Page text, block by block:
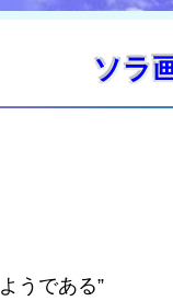
ソラ
うである”